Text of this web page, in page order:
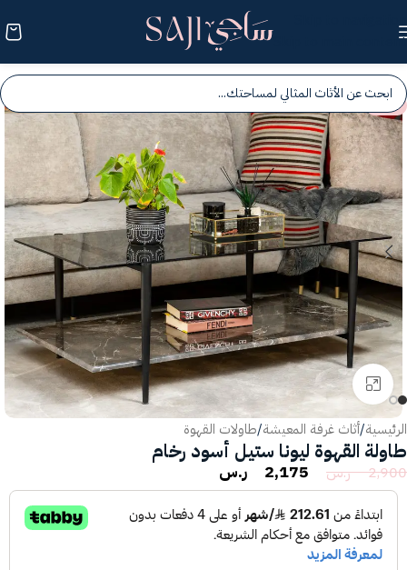
Skip to main content
-25%
انقر للتكبير
الرئيسية/أثاث غرفة المعيشة/طاولات القهوة
طاولة القهوة ليونا ستيل أسود رخام
2,900 ر.س 2,175 ر.س